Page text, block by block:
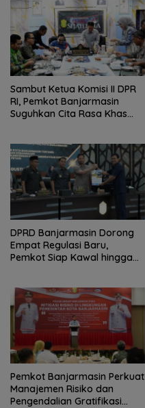
Sambut Ketua Komisi II DPR
RI, Pemkot Banjarmasin
Suguhkan Cita Rasa Khas
DPRD Banjarmasin Dorong
Empat Regulasi Baru,
Pemkot Siap Kawal hingga
Pemkot Banjarmasin Perkuat
Manajemen Risiko dan
Pengendalian Gratifikasi